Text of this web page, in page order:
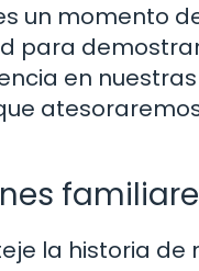
un momento
para
en
la historia